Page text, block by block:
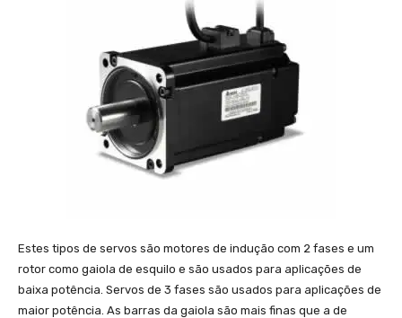
Estes tipos de servos são motores de indução com 2 fases e um
rotor como gaiola de esquilo e são usados para aplicações de
baixa potência. Servos de 3 fases são usados para aplicações de
maior potência. As barras da gaiola são mais finas que a de